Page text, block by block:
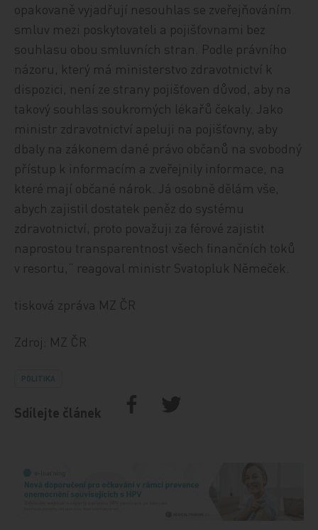
opakovaně vyjadřují nesouhlas se zveřejňováním
smluv mezi poskytovateli a pojišťovnami bez
souhlasu obou smluvních stran. Podle právního
názoru, který má ministerstvo zdravotnictví k
dispozici, není ze strany pojišťoven důvod, aby na
takový souhlas soukromých lékařů čekaly. Jako
ministr zdravotnictví apeluji na pojišťovny, aby
dbaly na zákonem dané právo občanů na svobodný
přístup k informacím a zveřejnily informace, na
které mají občané nárok. Já osobně dělám vše,
abych zajistil dostatek peněz do systému
zdravotnictví, proto považuji za férové zajistit
naprostou transparentnost všech finančních toků
v resortu,“ reagoval ministr Svatopluk Němeček.
tisková zpráva MZ ČR
Zdroj: MZ ČR
POLITIKA
Sdílejte článek